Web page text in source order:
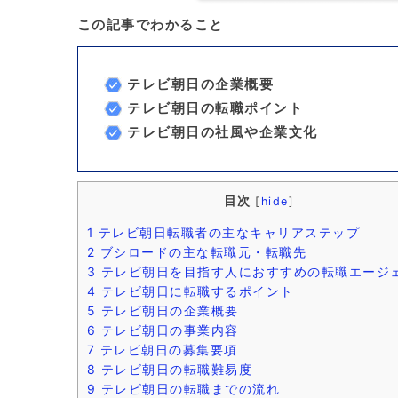
この記事でわかること
テレビ朝日の企業概要
テレビ朝日の転職ポイント
テレビ朝日の社風や企業文化
目次 [ hide]
1 テレビ朝日転職者の主なキャリアステップ
2 ブシロードの主な転職元・転職先
3 テレビ朝日を目指す人におすすめの転職エージ
4 テレビ朝日に転職するポイント
5 テレビ朝日の企業概要
6 テレビ朝日の事業内容
7 テレビ朝日の募集要項
8 テレビ朝日の転職難易度
9 テレビ朝日の転職までの流れ